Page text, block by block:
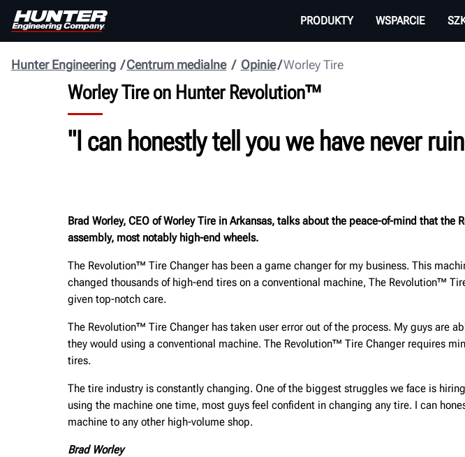
PRODUKTY WSPARCIE
Worley Tire
Opinie
Centrum medialne
Hunter Engineering
Worley Tire on Hunter Revolution™
"I can honestly tell you we have never
Brad Worley, CEO of Worley Tire in Arkansas, talks about the peace-of-mind that
assembly, most notably high-end wheels.
The Revolution™ Tire Changer has been a game changer for my business. This
changed thousands of high-end tires on a conventional machine, The Revolution™
given top-notch care.
The Revolution™ Tire Changer has taken user error out of the process. My guys are
they would using a conventional machine. The Revolution™ Tire Changer requires
tires.
The tire industry is constantly changing. One of the biggest struggles we face is
using the machine one time, most guys feel confident in changing any tire. I can
machine to any other high-volume shop.
Brad Worley